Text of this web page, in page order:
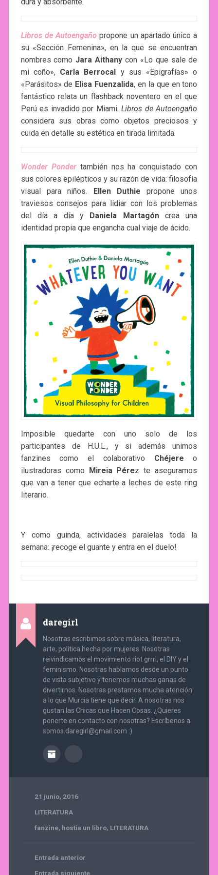
dura y absorbente.
Libros de Autoengaño propone un apartado único a
su «Sección Femenina», en la que se encuentran
nombres como Jara Aithany con «Lo que sale de
mi coño», Carla Berrocal
y sus «Epigrafías» o
«Parásitos» de Elisa Fuenzalida, en la que en tono
fantástico relata un flashback noventero en el que
Perú es invadido por Miami.Libros de Autoengaño
considera sus obras como objetos preciosos y
cuida en detalle su estética en tirada limitada.
Wonder Pondertambién nos ha conquistado con
sus colores epilépticos y su razón de vida: filosofía
visual para niños.
Ellen Duthie propone unos
traviesos consejos para lidiar con los problemas
del día a día y
Daniela Martagóncrea una
identidad propia que engancha cual viaje de ácido.
Imposible quedarte con uno solo de los
participantes de H.U.L., y si además unimos
fanzines como el colaborativo Chéjere o
ilustradoras como Mireia Pérez te aseguramos
que van a tener que echarte a leches de este ring
literario.
Y como guinda, actividades paralelas toda la
semana: ¡recoge el guante y entra en el duelo!
daregirl
Nosotras escribimos sobre música, literatura,
arte, política hecha por mujeres. Nosotras
reivindicamos el movimiento riot grrrl, el DIY y el
feminismo. Nosotras hablamos desde un punto
de vista subjetivo y tenemos muchas ganas de
divertirnos. Nosotras prestamos mucha atención
a lo que Murcia tiene que decir. A nosotras nos
gustan las Chicas que Hacen Cosas. ¿Quieres
ponerte en contacto con nosotras? Escríbenos a
somos.daregirl@gmail.com :)
21 junio, 2016
LITERATURA
fanzine, hostia un libro, LITERATURA
Entrada anterior
Entrada siguiente